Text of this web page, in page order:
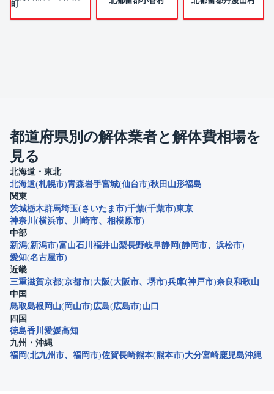
町
都道府県別の解体業者と解体費相場を
見る
北海道・東北
北海道 札幌市 青森岩手宮城 仙台市 秋田 山形福島
関東
茨城栃木群馬埼玉 さいたま市 千葉 千葉市 東京
神奈川
横浜市 川崎市
相模原市
中部
新潟 新潟市 富山石川 福井山梨長野岐阜静岡 静岡市
浜松市
愛知 名古屋市
近畿
三重滋賀京都 京都市 大阪 大阪市 堺市 兵庫 神戸市 奈良和歌山
中国
鳥取島根岡山 岡山市 広島 広島市 山口
四国
徳島香川 愛媛高知
九州・沖縄
福岡 北九州市 福岡市 佐賀長崎熊本 熊本市 大分宮崎鹿児島沖縄